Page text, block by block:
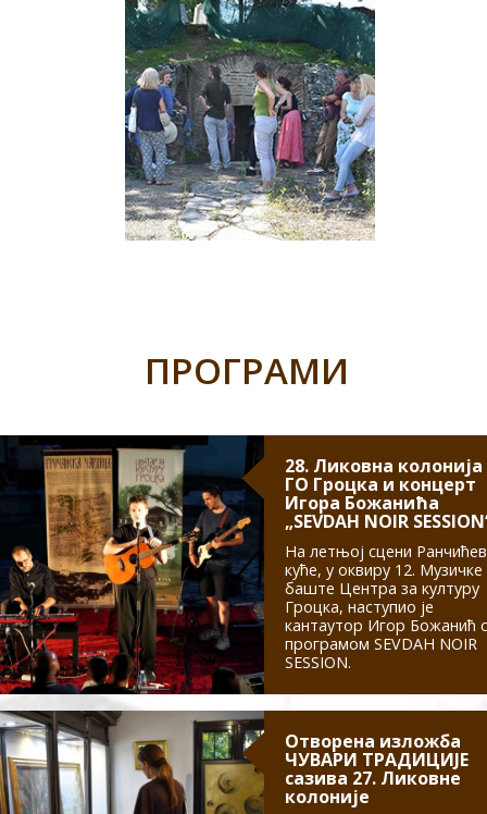
ПРОГРАМИ
28. Ликовна колонија
ГО Гроцка и концерт
Игора Божанића
„SEVDAH NOIR
На летњој сцени
куће, у оквиру 12. Музичке
баште Центра за културу
Гроцка, наступио је
кантаутор Игор Божанић
програмом SEVDAH NOIR
SESSION.
Отворена изложба
ЧУВАРИ ТРАДИЦИЈЕ
сазива 27. Ликовне
колоније